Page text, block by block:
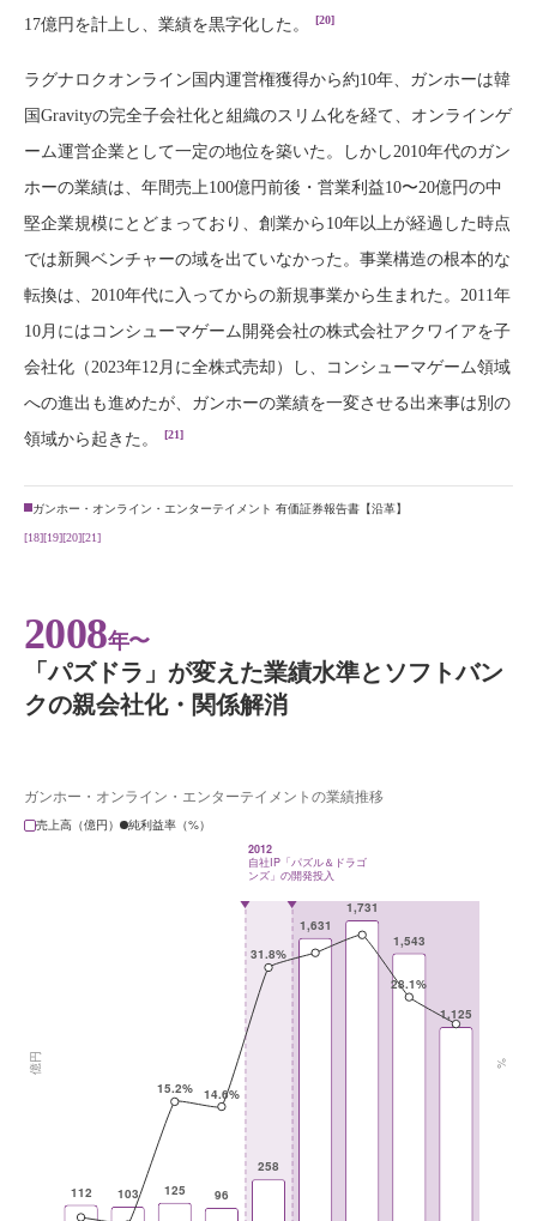
17億円を計上し、業績を黒字化した。
[20]
ラグナロクオンライン国内運営権獲得から約10年、ガンホーは韓
国Gravityの完全子会社化と組織のスリム化を経て、オンラインゲ
ーム運営企業として一定の地位を築いた。しかし2010年代のガン
ホーの業績は、年間売上100億円前後・営業利益10〜20億円の中
堅企業規模にとどまっており、創業から10年以上が経過した時点
では新興ベンチャーの域を出ていなかった。事業構造の根本的な
転換は、2010年代に入ってからの新規事業から生まれた。2011年
10月にはコンシューマゲーム開発会社の株式会社アクワイアを子
会社化（2023年12月に全株式売却）し、コンシューマゲーム領域
への進出も進めたが、ガンホーの業績を一変させる出来事は別の
領域から起きた。
[21]
ガンホー・オンライン・エンターテイメント 有価証券報告書【沿革】
[18][19][20][21]
2008年〜
「パズドラ」が変えた業績水準とソフトバン
クの親会社化・関係解消
ガンホー・オンライン・エンターテイメントの業績推移
売上高（億円）
純利益率（%）